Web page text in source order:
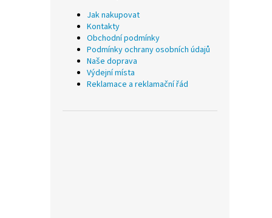
Jak nakupovat
Kontakty
Obchodní podmínky
Podmínky ochrany osobních údajů
Naše doprava
Výdejní místa
Reklamace a reklamační řád